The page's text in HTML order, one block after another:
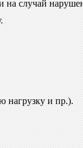
на случай
нагрузку и пр.).